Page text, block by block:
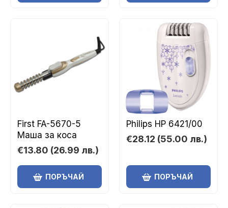
First FA-5670-5
Маша за коса
€13.80 (26.99 лв.)
ПОРЪЧАЙ
Philips HP 6421/00
€28.12 (55.00 лв.)
ПОРЪЧАЙ